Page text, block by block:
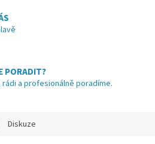
PORADIT?
a profesionálně poradíme.
Diskuze